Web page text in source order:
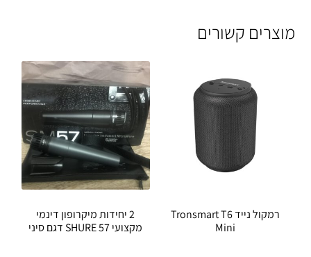
מוצרים קשורים
רמקול נייד Tronsmart T6
Mini
2 יחידות מיקרופון דינמי
מקצועי SHURE 57 דגם סיני